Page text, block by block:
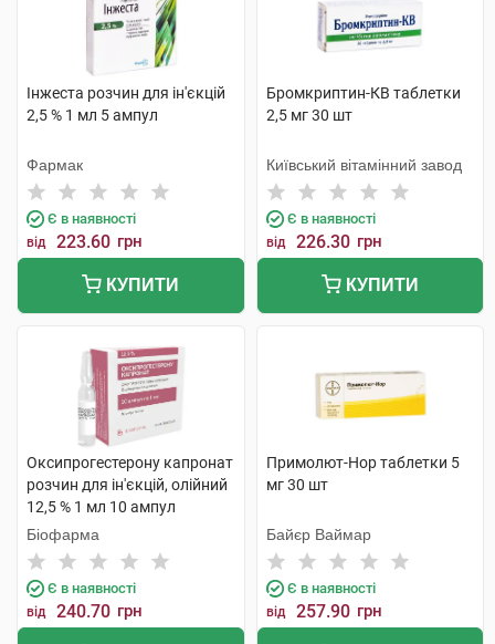
Інжеста розчин для ін'єкцій
2,5 % 1 мл 5 ампул
Фармак
Є в наявності
від 223.60 грн
КУПИТИ
Бромкриптин-КВ таблетки
2,5 мг 30 шт
Київський вітамінний завод
Є в наявності
від 226.30 грн
КУПИТИ
Оксипрогестерону капронат
розчин для ін'єкцій, олійний
12,5 % 1 мл 10 ампул
Біофарма
Є в наявності
від 240.70 грн
Примолют-Нор таблетки 5
мг 30 шт
Байєр Ваймар
Є в наявності
від 257.90 грн